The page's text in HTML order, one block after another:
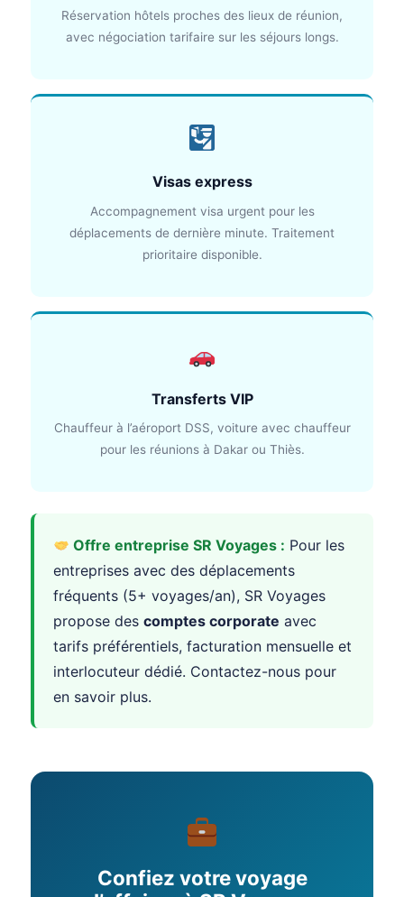
Réservation hôtels proches des lieux de réunion,
avec négociation tarifaire sur les séjours longs.
Visas express
Accompagnement visa urgent pour les
déplacements de dernière minute. Traitement
prioritaire disponible.
Transferts VIP
Chauffeur à l’aéroport DSS, voiture avec chauffeur
pour les réunions à Dakar ou Thiès.
Offre entreprise SR Voyages : Pour les
entreprises avec des déplacements
fréquents (5+ voyages/an), SR Voyages
propose des comptes corporate avec
tarifs préférentiels, facturation mensuelle et
interlocuteur dédié. Contactez-nous pour
en savoir plus.
Confiez votre voyage